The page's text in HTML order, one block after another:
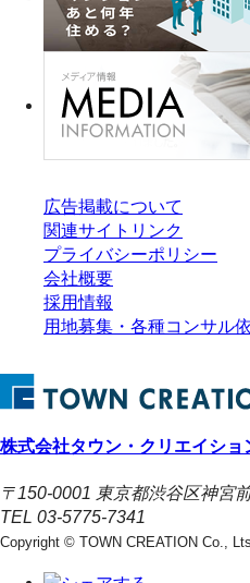
広告掲載について
関連サイトリンク
プライバシーポリシー
会社概要
採用情報
用地募集・各種コンサル
株式会社タウン・クリエイショ
〒150-0001 東京都渋谷区神宮
TEL 03-5775-7341
Copyright © TOWN CREATION Co.,